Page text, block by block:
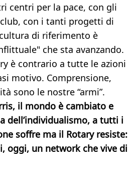
centri per la pace, con gli
con i tanti progetti di
di riferimento è
che sta avanzando.
è contrario a tutte le azioni
motivo. Comprensione,
sono le nostre “armi”.
il mondo è cambiato e
dell’individualismo, a tutti i
soffre ma il Rotary resiste:
oggi, un network che vive di